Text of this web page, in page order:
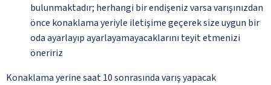
bulunmaktadır; herhangi bir endişeniz varsa varışınızdan
önce konaklama yeriyle iletişime geçerek size uygun bir
oda ayarlayıp ayarlayamayacaklarını teyit etmenizi
öneririz
Konaklama yerine saat 10 sonrasında varış yapacak